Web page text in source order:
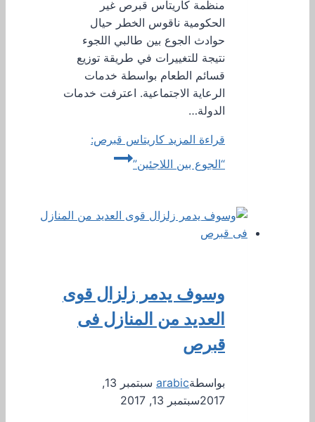
منظمة كاريتاس قبرص غير
الحكومية ناقوس الخطر حيال
حوادث الجوع بين طالبي اللجوء
نتيجة للتغييرات في طريقة توزيع
قسائم الطعام بواسطة خدمات
الرعاية الاجتماعية. اعترفت خدمات
الدولة…
قراءة المزيد كاريتاس قبرص:
“الجوع بين اللاجئين”
وسوف يدمر زلزال قوى
العديد من المنازل فى
قبرص
بواسطةarabic
سبتمبر 13,
2017سبتمبر 13, 2017